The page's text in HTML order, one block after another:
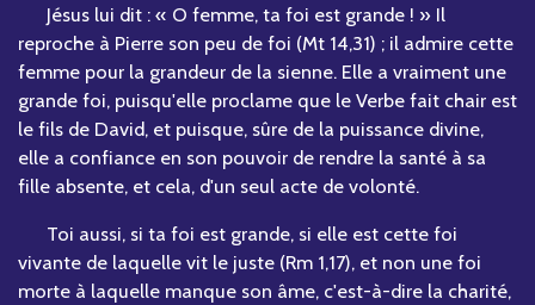
Jésus lui dit : « O femme, ta foi est grande ! » Il
reproche à Pierre son peu de foi (Mt 14,31) ; il admire cette
femme pour la grandeur de la sienne. Elle a vraiment une
grande foi, puisqu'elle proclame que le Verbe fait chair est
le fils de David, et puisque, sûre de la puissance divine,
elle a confiance en son pouvoir de rendre la santé à sa
fille absente, et cela, d'un seul acte de volonté.
Toi aussi, si ta foi est grande, si elle est cette foi
vivante de laquelle vit le juste (Rm 1,17), et non une foi
morte à laquelle manque son âme, c'est-à-dire la charité,